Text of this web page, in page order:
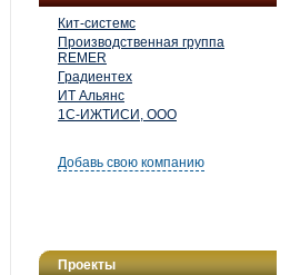
Кит-системс
Производственная группа
REMER
Градиентех
ИТ Альянс
1С-ИЖТИСИ, ООО
Добавь свою компанию
Проекты